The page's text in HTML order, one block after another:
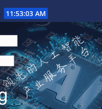
11:53:04 AM